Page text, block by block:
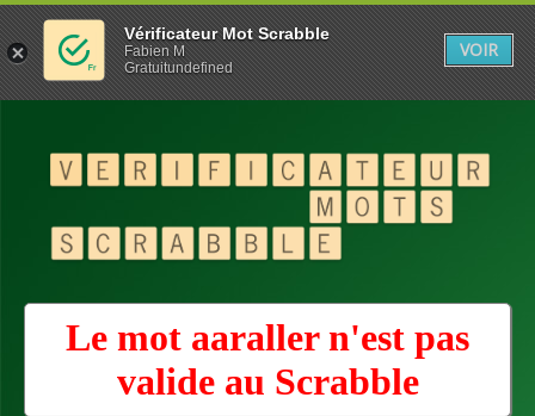
Le mot aaraller n'est pas
valide au Scrabble
Vérificateur Mot Scrabble
Fabien M
Gratuitundefined
VOIR